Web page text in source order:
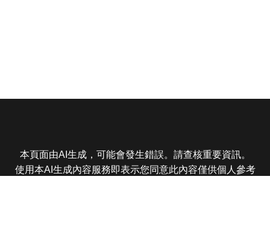
本頁面由AI生成，可能會發生錯誤。請查核重要資訊。
使用本AI生成內容服務即表示您同意此內容僅供個人參考